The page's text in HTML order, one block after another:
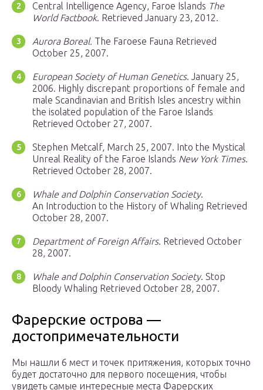
Central Intelligence Agency, Faroe Islands The
World Factbook. Retrieved January 23, 2012.
Aurora Boreal. The Faroese Fauna Retrieved
October 25, 2007.
European Society of Human Genetics. January 25,
2006. Highly discrepant proportions of female and
male Scandinavian and British Isles ancestry within
the isolated population of the Faroe Islands
Retrieved October 27, 2007.
Stephen Metcalf, March 25, 2007. Into the Mystical
Unreal Reality of the Faroe Islands New York Times.
Retrieved October 28, 2007.
Whale and Dolphin Conservation Society.
An Introduction to the History of Whaling Retrieved
October 28, 2007.
Department of Foreign Affairs. Retrieved October
28, 2007.
Whale and Dolphin Conservation Society. Stop
Bloody Whaling Retrieved October 28, 2007.
Фарерские острова —
достопримечательности
Мы нашли 6 мест и точек притяжения, которых точно
будет достаточно для первого посещения, чтобы
увидеть самые интересные места Фарерских